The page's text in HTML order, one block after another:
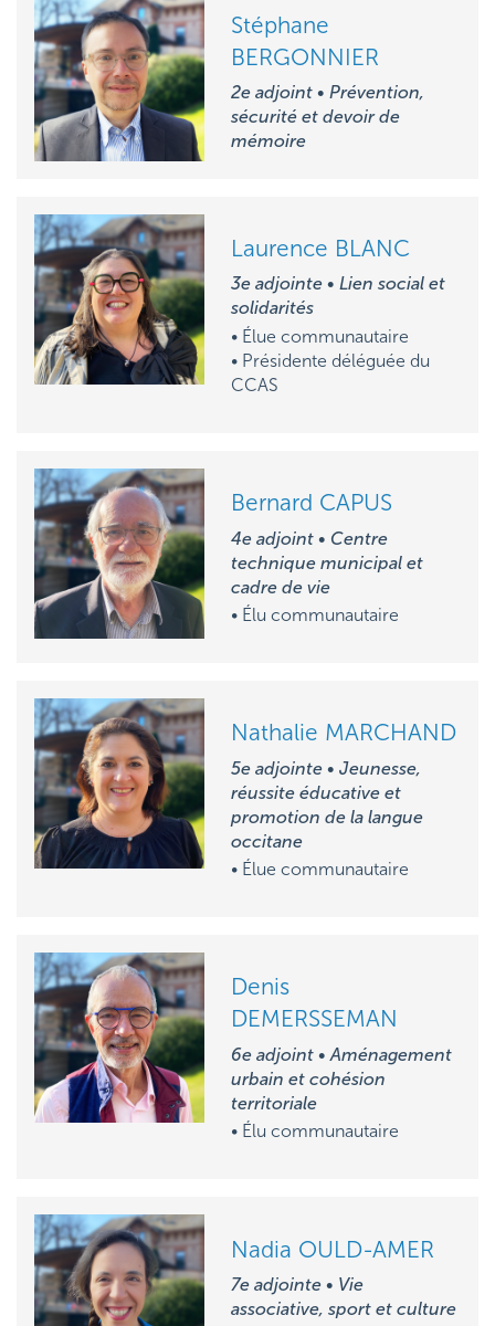
Stéphane
BERGONNIER
2e adjoint • Prévention,
sécurité et devoir de
mémoire
Laurence BLANC
3e adjointe • Lien social et
solidarités
• Élue communautaire
• Présidente déléguée du
CCAS
Bernard CAPUS
4e adjoint • Centre
technique municipal et
cadre de vie
• Élu communautaire
Nathalie MARCHAND
5e adjointe • Jeunesse,
réussite éducative et
promotion de la langue
occitane
• Élue communautaire
Denis
DEMERSSEMAN
6e adjoint • Aménagement
urbain et cohésion
territoriale
• Élu communautaire
Nadia OULD-AMER
7e adjointe • Vie
associative, sport et culture